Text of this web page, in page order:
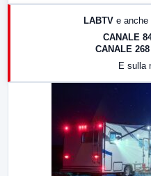
17:00
LABTV e anche
CANALE
CANALE 268
E sulla